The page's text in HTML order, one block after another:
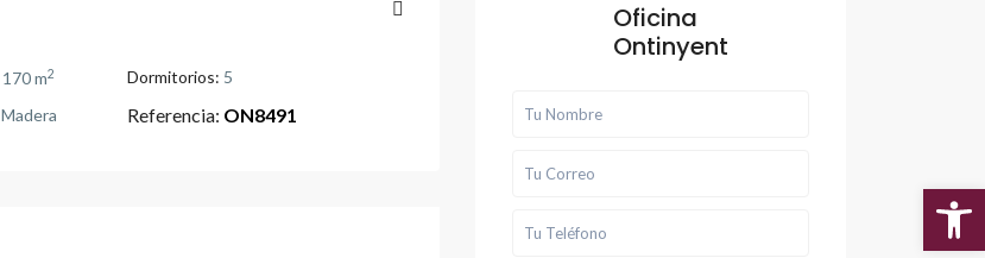
170 m2 Dormitorios: 5
Madera Referencia: ON8491
Oficina
Ontinyent